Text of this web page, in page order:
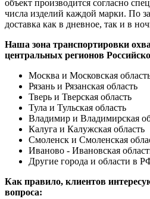
объект производится согласно
числа изделий каждой марки. По
доставка как в дневное, так и в
Наша зона транспортировки
центральных регионов
Москва и Московская
Рязань и Рязанская область
Тверь и Тверская область
Тула и Тульская область
Владимир и Владимирская
Калуга и Калужская область
Смоленск и Смоленская
Иваново - Ивановская
Другие города и области в
Как правило, клиентов
вопроса: